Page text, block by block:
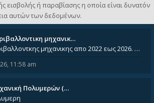
εισβολής ή παραβίασης η οποία είναι δυνατόν
αυτών των δεδομένων.
μηχανικ…
θεματα περιβαλλοντκης μηχανικης απο 2022 εως 2026. Δεν ειναι μεσα του Σεπτεμβιου του 2025. Αν τα εχει καποιος ας τα ανε
11:58 am
Πολυμερών (…